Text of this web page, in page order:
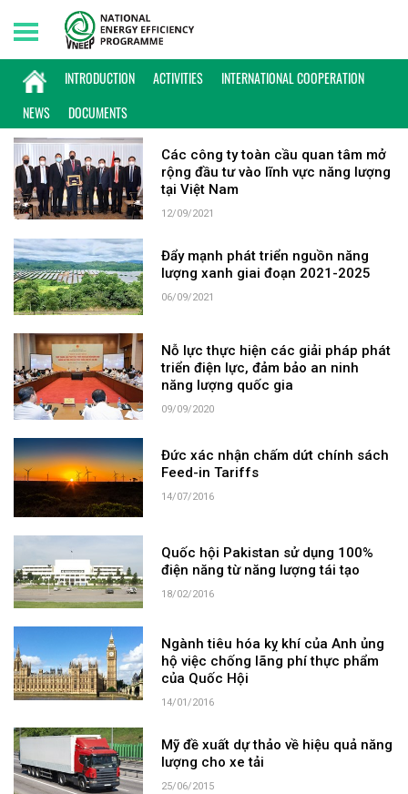
INTRODUCTION ACTIVITIES
INTERNATIONAL COOPERATION
NEWS
DOCUMENTS
Saturday, 08/08/2026 | 12:06 GMT+7
KEYWORD: QUỐC HỘI
Các công ty toàn cầu quan tâm mở
rộng đầu tư vào lĩnh vực năng lượng
tại Việt Nam
12/09/2021
Đẩy mạnh phát triển nguồn năng
lượng xanh giai đoạn 2021-2025
06/09/2021
Nỗ lực thực hiện các giải pháp phát
triển điện lực, đảm bảo an ninh
năng lượng quốc gia
09/09/2020
Đức xác nhận chấm dứt chính sách
Feed-in Tariffs
14/07/2016
Quốc hội Pakistan sử dụng 100%
điện năng từ năng lượng tái tạo
18/02/2016
Ngành tiêu hóa kỵ khí của Anh ủng
hộ việc chống lãng phí thực phẩm
của Quốc Hội
14/01/2016
Mỹ đề xuất dự thảo về hiệu quả năng
lượng cho xe tải
25/06/2015